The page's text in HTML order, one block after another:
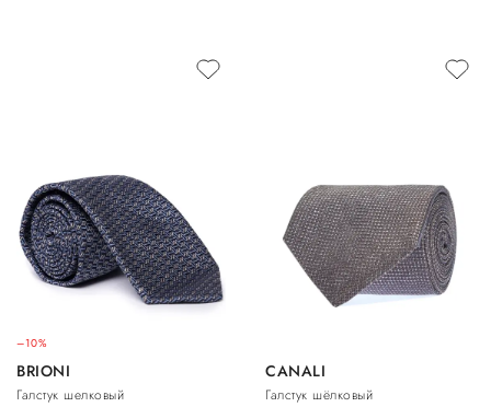
–10%
BRIONI
Галстук шелковый
CANALI
Галстук шёлковый